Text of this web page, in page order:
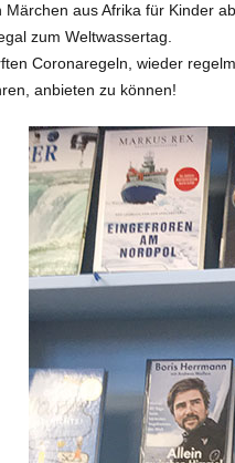
Märchen aus Afrika für Kinder
zum Weltwassertag.
Coronaregeln, wieder
anbieten zu können!